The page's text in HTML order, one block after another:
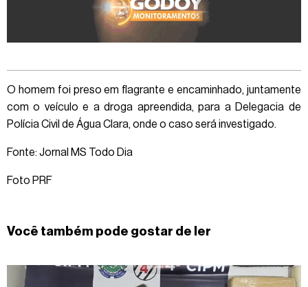
O homem foi preso em flagrante e encaminhado, juntamente
com o veículo e a droga apreendida, para a Delegacia de
Polícia Civil de Água Clara, onde o caso será investigado.
Fonte: Jornal MS Todo Dia
Foto PRF
Você também pode gostar de ler